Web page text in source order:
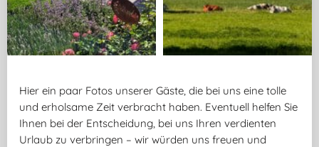
Hier ein paar Fotos unserer Gäste, die bei uns eine tolle
und erholsame Zeit verbracht haben. Eventuell helfen Sie
Ihnen bei der Entscheidung, bei uns Ihren verdienten
Urlaub zu verbringen – wir würden uns freuen und